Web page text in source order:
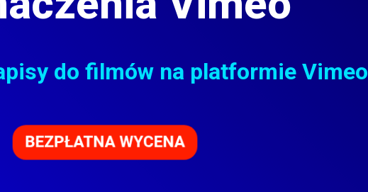
do filmów na platformie Vimeo